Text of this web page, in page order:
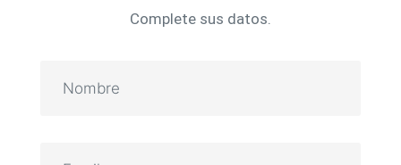
Complete sus datos.